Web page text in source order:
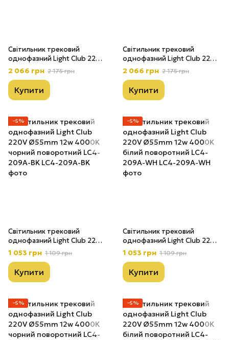
Світильник трековий
однофазний Light Club 220V
Ø65mm 18w 4000К чорний
поворотний LС4-208С-BK
2 066 грн 2 175 грн
Купити
Світильник трековий
однофазний Light Club 220V
Ø65mm 18w 4000К білий
поворотний LС4-208С-WH
2 066 грн 2 175 грн
Купити
−5%
Світильник трековий
однофазний Light Club 220V
Ø55mm 12w 4000K чорний
поворотний LC4-209А-BK
1 053 грн 1 109 грн
Купити
−5%
Світильник трековий
однофазний Light Club 220V
Ø55mm 12w 4000K білий
поворотний LC4-209А-WH
1 053 грн 1 109 грн
Купити
−5% −5%